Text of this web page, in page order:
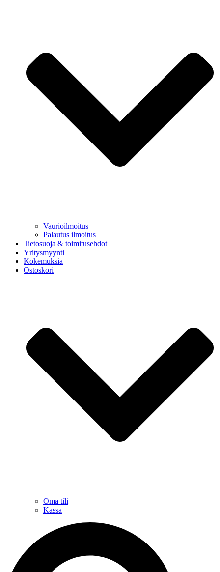
Vaurioilmoitus
Palautus ilmoitus
Tietosuoja & toimitusehdot
Yritysmyynti
Kokemuksia
Ostoskori
Oma tili
Kassa